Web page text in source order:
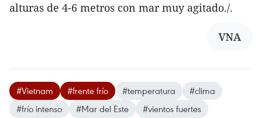
alturas de 4-6 metros con mar muy agitado./.
VNA
#Vietnam #frente frío #temperatura
#clima
#frío intenso
#Mar del Este #vientos fuertes